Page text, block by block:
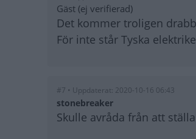
Gäst (ej verifierad)
Det kommer troligen
För inte står Tyska
#7 • Uppdaterat: 2020-10-16 06:43
stonebreaker
Skulle avråda från att